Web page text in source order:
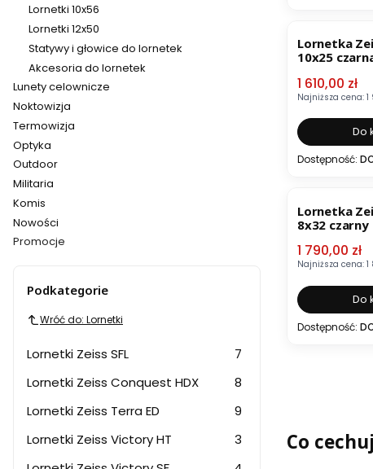
Lornetki 10x56
Lornetki 12x50
Statywy i głowice do lornetek
Akcesoria do lornetek
Lunety celownicze
Noktowizja
Termowizja
Optyka
Outdoor
Militaria
Komis
Nowości
Promocje
Podkategorie
Wróć do: Lornetki
Lornetki Zeiss SFL
7
Lornetki Zeiss Conquest HDX
8
Lornetki Zeiss Terra ED
9
Lornetki Zeiss Victory HT
3
Lornetka
10x25
Cena
1 610,00 zł
Najniższa cena: 1
Do
Dostępność:
Lornetka
8x32 czarny
Cena
1 790,00 zł
Najniższa cena: 1
Do
Dostępność:
Co